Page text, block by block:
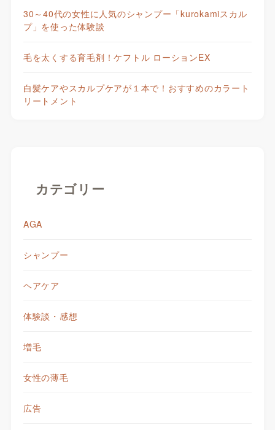
30～40代の女性に人気のシャンプー「kurokamiスカル
プ」を使った体験談
毛を太くする育毛剤！ケフトル ローションEX
白髪ケアやスカルプケアが１本で！おすすめのカラート
リートメント
カテゴリー
AGA
シャンプー
ヘアケア
体験談・感想
増毛
女性の薄毛
広告